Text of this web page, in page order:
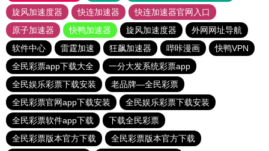
旋风加速度器
快连加速器
快连加速器官网入口
原子加速器
快鸭加速器 旋风加速度器
外网网址导航
软件中心
雷霆加速 狂飙加速器 哔咔漫画
快鸭VPN
全民彩票app下载大全
一分大发系统彩票app
全民娱乐彩票下载安装
老品牌—全民彩票
全民彩票官网app下载安装
全民娱乐彩票下载安装
全民彩票软件app下载
下载全民彩票
全民彩票版本官方下载
全民彩票版本官方下载